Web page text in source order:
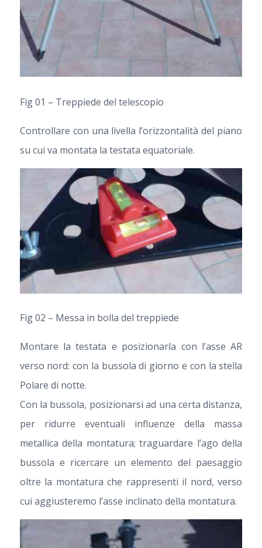
Fig 01 – Treppiede del telescopio
Controllare con una livella l’orizzontalità del piano
su cui va montata la testata equatoriale.
Fig 02 – Messa in bolla del treppiede
Montare la testata e posizionarla con l’asse AR
verso nord: con la bussola di giorno e con la stella
Polare di notte.
Con la bussola, posizionarsi ad una certa distanza,
per ridurre eventuali influenze della massa
metallica della montatura; traguardare l’ago della
bussola e ricercare un elemento del paesaggio
oltre la montatura che rappresenti il nord, verso
cui aggiusteremo l’asse inclinato della montatura.